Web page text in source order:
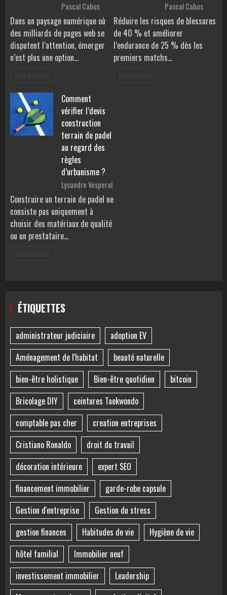
Pascal Cabus
Dans un paysage numérique où
des milliards de pages web se
disputent l’attention, émerger
n’est plus une option…
Pascal Cabus
Réduire les risques de blessures
de 40 % et améliorer
l’endurance de 25 % dès les
premiers matchs…
Comment
vérifier l’devis
construction
terrain de padel
au regard des
règles
d’urbanisme ?
Lysandre Vesperal
Construire un terrain de padel ne
consiste pas uniquement à
choisir des matériaux de qualité
ou un prestataire…
ÉTIQUETTES
administrateur judiciaire
adoption EV
Aménagement de l'habitat
beauté naturelle
bien-être holistique
Bien-être quotidien
bitcoin
Bricolage DIY
ceintures Taekwondo
comptable pas cher
creation entreprises
Cristiano Ronaldo
droit du travail
décoration intérieure
expert SEO
financement immobilier
garde-robe capsule
Gestion d'entreprise
Gestion du stress
gestion finances
Habitudes de vie
Hygiène de vie
hôtel familial
Immobilier neuf
investissement immobilier
Leadership